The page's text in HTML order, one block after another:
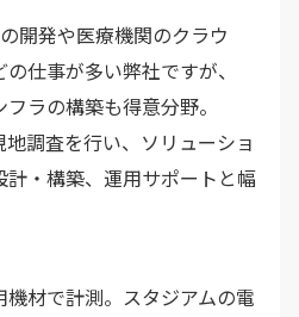
開発や医療機関のクラウ
仕事が多い弊社ですが、
ラの構築も得意分野。
調査を行い、ソリューショ
・構築、運用サポートと幅
材で計測。スタジアムの電